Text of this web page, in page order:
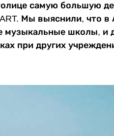
самую большую
Мы выяснили, что в
музыкальные школы, и
при других